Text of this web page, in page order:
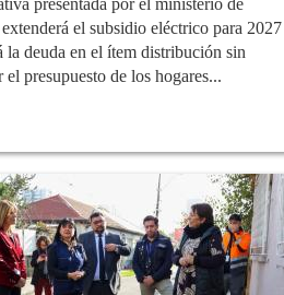
el subsidio eléctrico para 2027
la deuda en el ítem distribución sin
el presupuesto de los hogares...